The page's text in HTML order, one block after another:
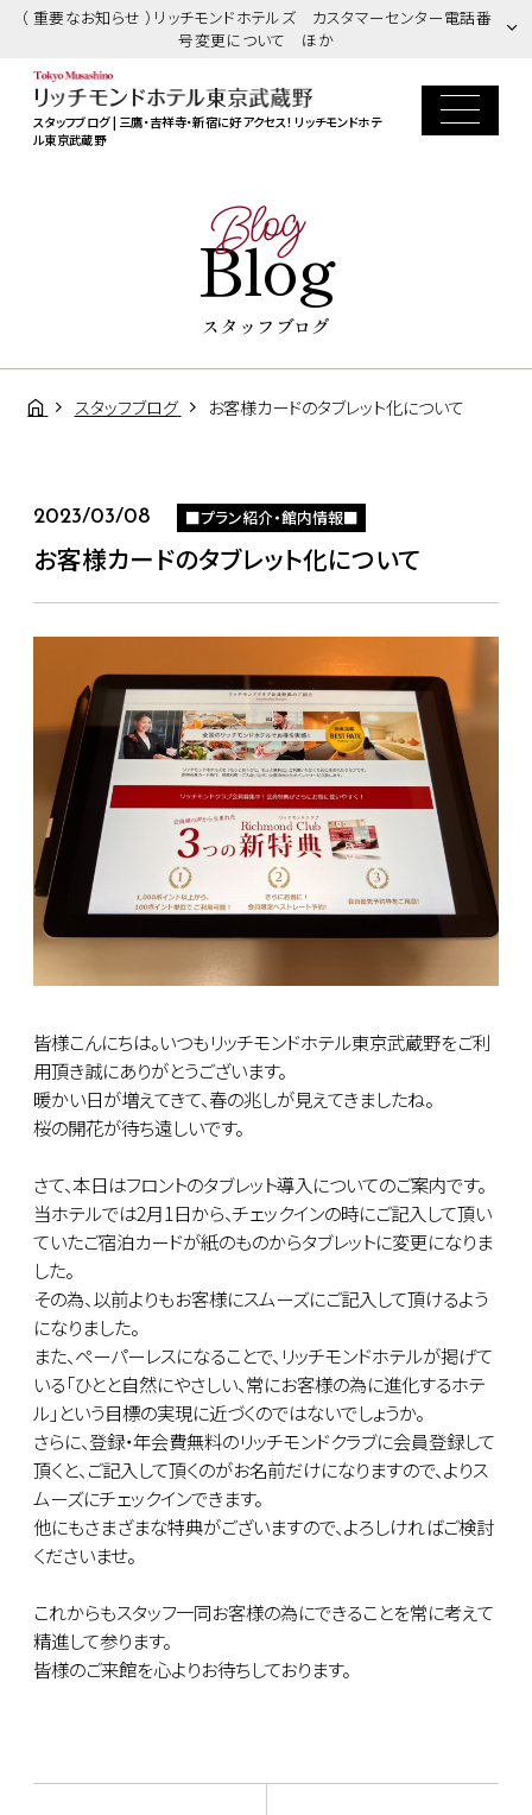
（ 重要なお知らせ ）リッチモンドホテルズ カスタマーセンター電話番
号変更について ほか
スタッフブログ | 三鷹・吉祥寺・新宿に好アクセス！ リッチモンドホテ
ル東京武蔵野
Blog
Blog
スタッフブログ
スタッフブログ お客様カードのタブレット化について
2023/03/08 ■プラン紹介・館内情報■
お客様カードのタブレット化について
皆様こんにちは。いつもリッチモンドホテル東京武蔵野をご利
用頂き誠にありがとうございます。
暖かい日が増えてきて、春の兆しが見えてきましたね。
桜の開花が待ち遠しいです。
さて、本日はフロントのタブレット導入についてのご案内です。
当ホテルでは2月1日から、チェックインの時にご記入して頂い
ていたご宿泊カードが紙のものからタブレットに変更になりま
した。
その為、以前よりもお客様にスムーズにご記入して頂けるよう
になりました。
また、ペーパーレスになることで、リッチモンドホテルが掲げて
いる「ひとと自然にやさしい、常にお客様の為に進化するホテ
ル」という目標の実現に近づくのではないでしょうか。
さらに、登録・年会費無料のリッチモンドクラブに会員登録して
頂くと、ご記入して頂くのがお名前だけになりますので、よりス
ムーズにチェックインできます。
他にもさまざまな特典がございますので、よろしければご検討
くださいませ。
これからもスタッフ一同お客様の為にできることを常に考えて
精進して参ります。
皆様のご来館を心よりお待ちしております。